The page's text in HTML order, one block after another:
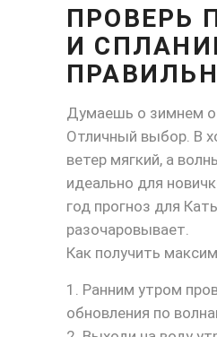
ПРОВЕРЬ
И
Думаешь о зимнем
Отличный выбор. В
ветер мягкий, а
идеально для
год прогноз для
разочаровывает.
Как получить
Ранним утром
обновления по